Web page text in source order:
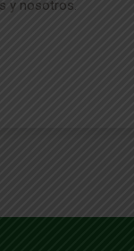
y nosotros.